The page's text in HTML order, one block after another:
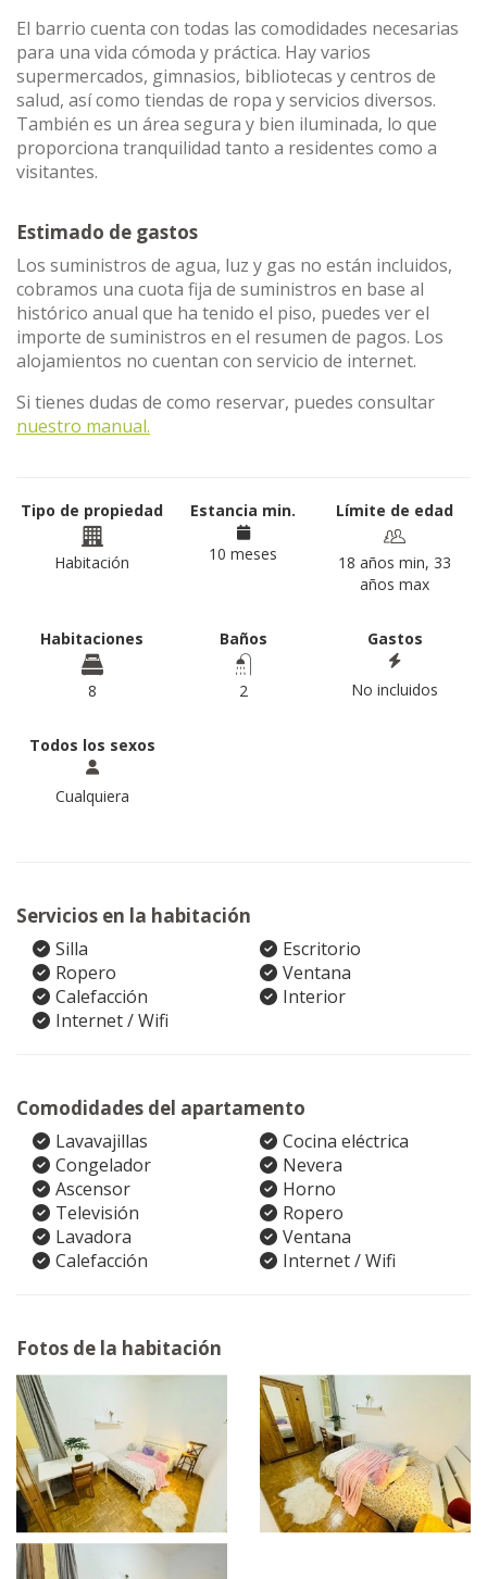
El barrio cuenta con todas las comodidades necesarias
para una vida cómoda y práctica. Hay varios
supermercados, gimnasios, bibliotecas y centros de
salud, así como tiendas de ropa y servicios diversos.
También es un área segura y bien iluminada, lo que
proporciona tranquilidad tanto a residentes como a
visitantes.
Estimado de gastos
Los suministros de agua, luz y gas no están incluidos,
cobramos una cuota fija de suministros en base al
histórico anual que ha tenido el piso, puedes ver el
importe de suministros en el resumen de pagos. Los
alojamientos no cuentan con servicio de internet.
Si tienes dudas de como reservar, puedes consultar
nuestro manual.
Tipo de propiedad
Habitación
Estancia min.
10 meses
Límite de edad
18 años min, 33
años max
Habitaciones
8
Baños
2
Gastos
No incluidos
Todos los sexos
Cualquiera
Servicios en la habitación
Silla
Escritorio
Ropero
Ventana
Calefacción
Interior
Internet / Wifi
Comodidades del apartamento
Lavavajillas
Cocina eléctrica
Congelador
Nevera
Ascensor
Horno
Televisión
Ropero
Lavadora
Ventana
Calefacción
Internet / Wifi
Fotos de la habitación